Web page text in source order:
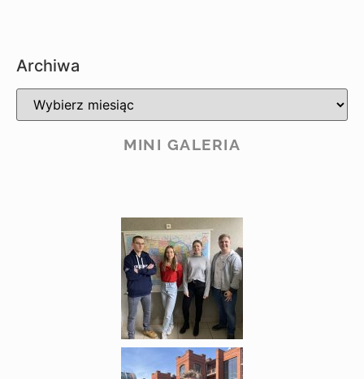
Archiwa
MINI GALERIA